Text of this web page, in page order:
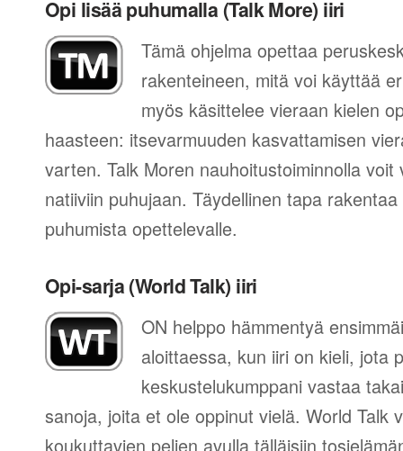
Opi lisää puhumalla (Talk More) iiri
Tämä ohjelma opettaa
rakenteineen, mitä voi käyttää
myös käsittelee vieraan kielen
haasteen: itsevarmuuden kasvattamisen
varten. Talk Moren nauhoitustoiminnolla
natiiviin puhujaan. Täydellinen tapa
puhumista opettelevalle.
Opi-sarja (World Talk) iiri
ON helppo hämmentyä
aloittaessa, kun iiri on kieli, jota
keskustelukumppani vastaa
sanoja, joita et ole oppinut vielä. World Talk
koukuttavien pelien avulla tälläisiin